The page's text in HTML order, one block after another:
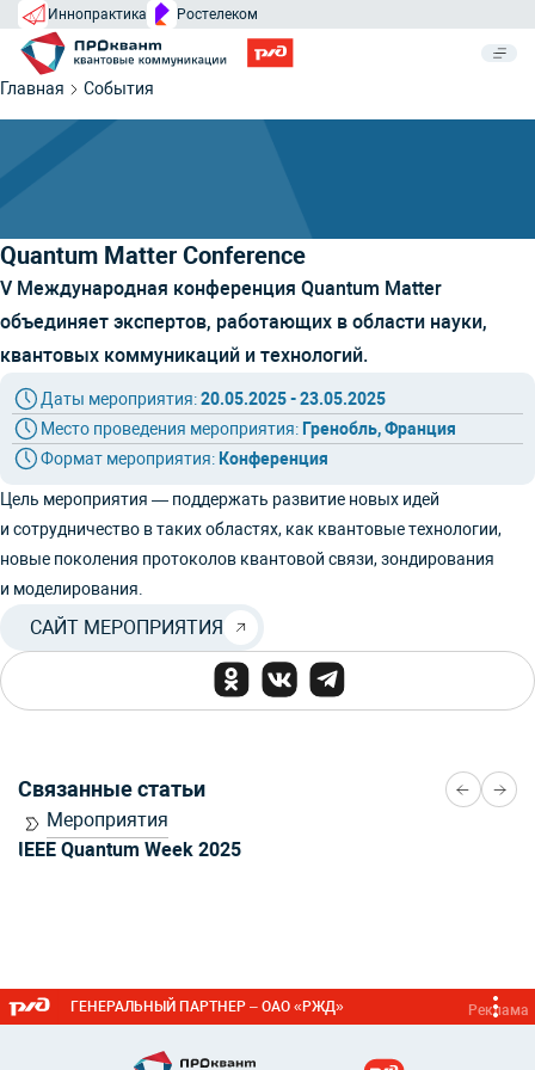
Иннопрактика Ростелеком
Главная События
Quantum Matter Conference
V Международная конференция Quantum Matter
объединяет экспертов, работающих в области науки,
квантовых коммуникаций и технологий.
Даты мероприятия:20.05.2025 - 23.05.2025
Место проведения мероприятия: Гренобль, Франция
Формат мероприятия: Конференция
Цель мероприятия — поддержать развитие новых идей
и сотрудничество в таких областях, как квантовые технологии,
новые поколения протоколов квантовой связи, зондирования
и моделирования.
САЙТ МЕРОПРИЯТИЯ
Связанные статьи
Мероприятия
IEEE Quantum Week 2025
ГЕНЕРАЛЬНЫЙ ПАРТНЕР – ОАО «РЖД» Реклама